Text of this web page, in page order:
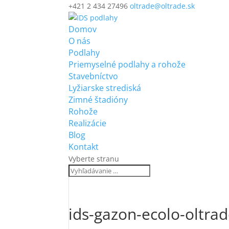
+421 2 434 27496 oltrade@oltrade.sk
Domov
O nás
Podlahy
Priemyselné podlahy a rohože
Stavebníctvo
Lyžiarske strediská
Zimné štadióny
Rohože
Realizácie
Blog
Kontakt
Vyberte stranu
ids-gazon-ecolo-